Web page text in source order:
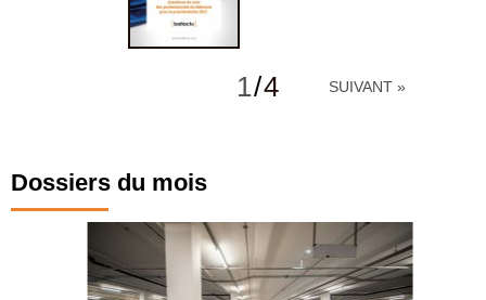
1/4 SUIVANT »
Dossiers du mois